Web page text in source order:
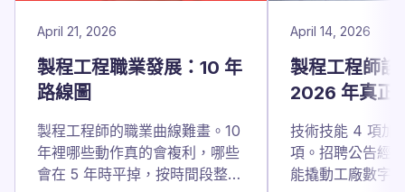
April 21, 2026
製程工程職業發展：10 年
路線圖
製程工程師的職業曲線難畫。10
年裡哪些動作真的會複利，哪些
會在 5 年時平掉，按時間段整
April 14, 2026
製程工程師該
2026 年真正
技術技能 4 項加
項。招聘公告經
能撬動工廠數字